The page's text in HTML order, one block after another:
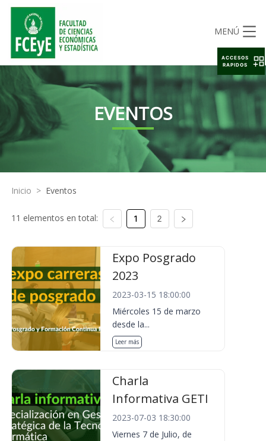
MENÚ
EVENTOS
Inicio > Eventos
11 elementos en total: 1 2
Expo Posgrado
2023
2023-03-15 18:00:00
Miércoles 15 de marzo
desde la...
Leer más
Charla
Informativa GETI
2023-07-03 18:30:00
Viernes 7 de Julio, de
ACCESOS
RAPIDOS